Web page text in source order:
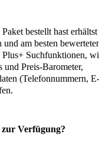
bestellt hast erhältst
am besten
Plus+ Suchfunktionen,
Preis-Barometer,
(Telefonnummern, E-
zur Verfügung?